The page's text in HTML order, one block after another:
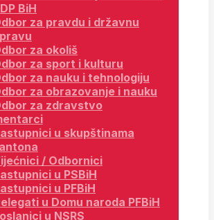
BiH
za pravdu i državnu
za okoliš
za sport i kulturu
za nauku i tehnologiju
za obrazovanje i nauku
za zdravstvo
u skupštinama
/ Odbornici
u PSBiH
u PFBiH
u Domu naroda PFBiH
u NSRS